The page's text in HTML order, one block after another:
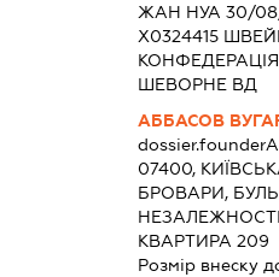
ЖАН НУА 30/
Х0324415
ШЕВОРНЕ ВД
АББАСОВ
07400,
БРОВАРИ,
КВАРТИРА 209
Розмір внеску